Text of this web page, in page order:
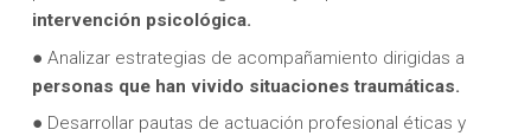
intervención psicológica.
● Analizar estrategias de acompañamiento dirigidas a
personas que han vivido situaciones traumáticas.
● Desarrollar pautas de actuación profesional éticas y